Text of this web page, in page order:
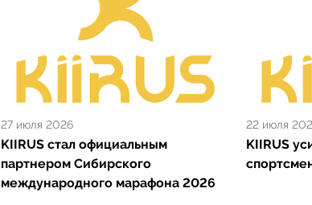
27 июля 2026
KIIRUS стал официальным
партнером Сибирского
международного марафона 2026
22 июля
KIIRUS